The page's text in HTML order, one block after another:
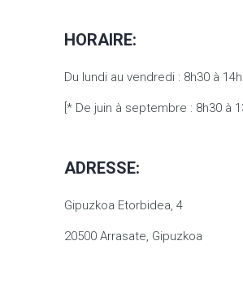
HORAIRE:
Du lundi au vendredi : 8h30 à
[* De juin à septembre : 8h30 à
ADRESSE:
Gipuzkoa Etorbidea, 4
20500 Arrasate, Gipuzkoa